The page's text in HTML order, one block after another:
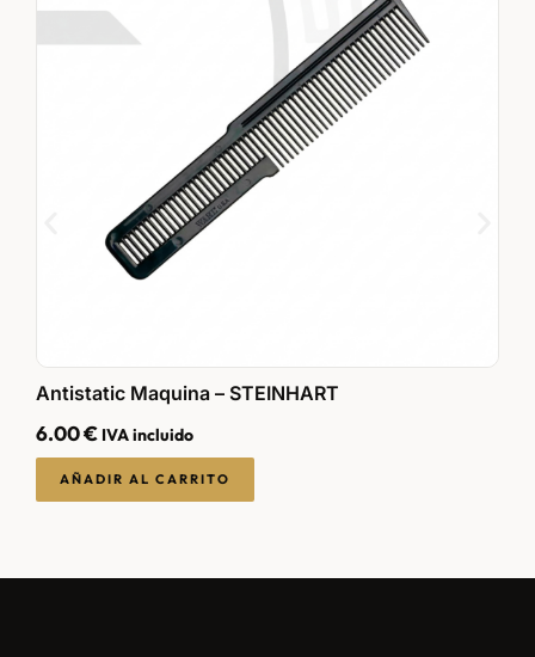
Antistatic Maquina – STEINHART
6.00€ IVA incluido
AÑADIR AL CARRITO